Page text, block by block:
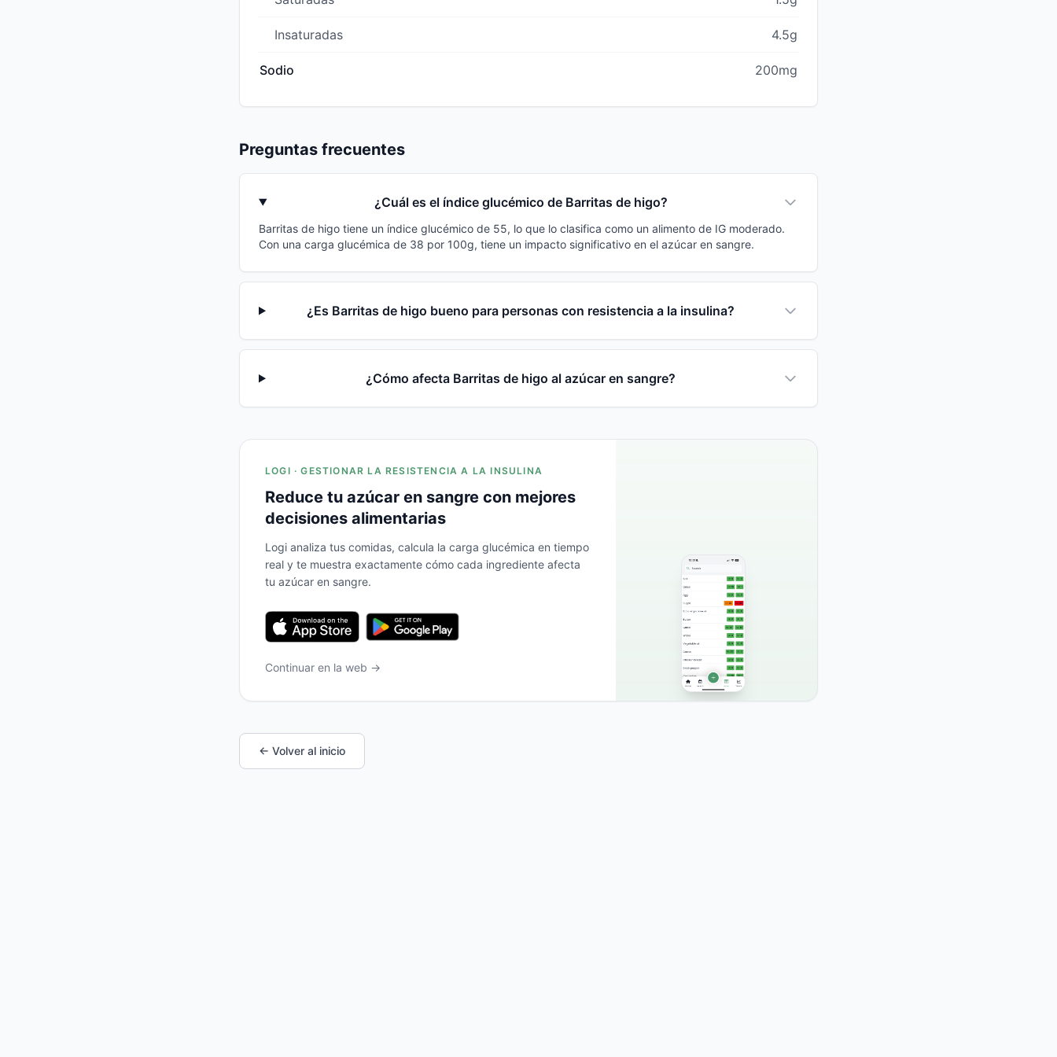
Insaturadas 4.5g
Sodio 200mg
Preguntas frecuentes
¿Cuál es el índice glucémico de Barritas de higo?
Barritas de higo tiene un índice glucémico de 55, lo que lo clasifica como un alimento de IG moderado.
Con una carga glucémica de 38 por 100g, tiene un impacto significativo en el azúcar en sangre.
¿Es Barritas de higo bueno para personas con resistencia a la insulina?
¿Cómo afecta Barritas de higo al azúcar en sangre?
LOGI · GESTIONAR LA RESISTENCIA A LA INSULINA
Reduce tu azúcar en sangre con mejores
decisiones alimentarias
Logi analiza tus comidas, calcula la carga glucémica en tiempo
real y te muestra exactamente cómo cada ingrediente afecta
tu azúcar en sangre.
Continuar en la web →
← Volver al inicio